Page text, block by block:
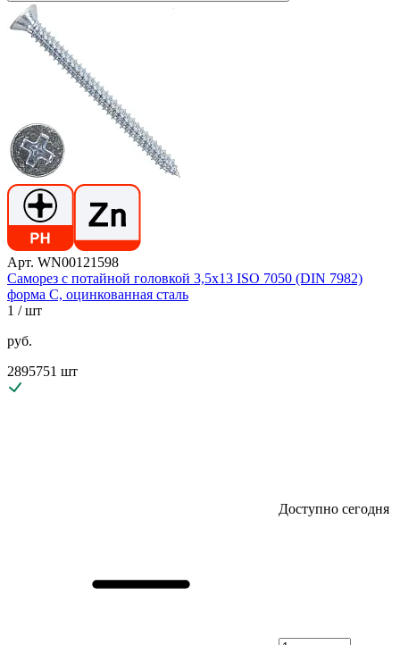
Арт. WN00121598
Саморез с потайной головкой 3,5х13 ISO 7050 (DIN 7982)
форма C, оцинкованная сталь
1 / шт
руб.
2895751 шт
Доступно сегодня